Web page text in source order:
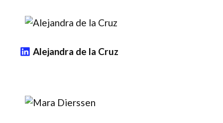
Alejandra de la Cruz